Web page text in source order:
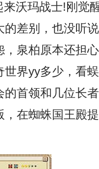
沃玛战士!刚觉
的差别，也没听
，泉柏原本还担
界yy多少，看
的首领和几位长
，在蜘蛛国王殿